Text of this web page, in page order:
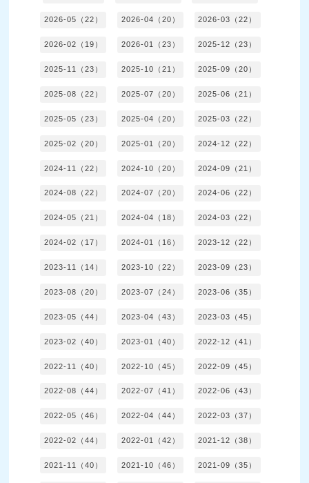
2026-05（22） 2026-04（20） 2026-03（22）
2026-02（19） 2026-01（23） 2025-12（23）
2025-11（23） 2025-10（21） 2025-09（20）
2025-08（22） 2025-07（20） 2025-06（21）
2025-05（23） 2025-04（20） 2025-03（22）
2025-02（20） 2025-01（20） 2024-12（22）
2024-11（22） 2024-10（20） 2024-09（21）
2024-08（22） 2024-07（20） 2024-06（22）
2024-05（21） 2024-04（18） 2024-03（22）
2024-02（17） 2024-01（16） 2023-12（22）
2023-11（14） 2023-10（22） 2023-09（23）
2023-08（20） 2023-07（24） 2023-06（35）
2023-05（44） 2023-04（43） 2023-03（45）
2023-02（40） 2023-01（40） 2022-12（41）
2022-11（40） 2022-10（45） 2022-09（45）
2022-08（44） 2022-07（41） 2022-06（43）
2022-05（46） 2022-04（44） 2022-03（37）
2022-02（44） 2022-01（42） 2021-12（38）
2021-11（40） 2021-10（46） 2021-09（35）